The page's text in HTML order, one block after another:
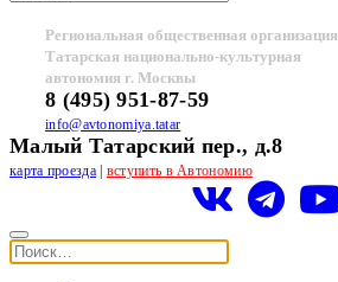
Региональная общественная организация
Татарская национально-культурная
автономия г. Москвы
8 (495) 951-87-59
info@avtonomiya.tatar
Малый Татарский пер., д.8
карта проезда| вступить в Автономию